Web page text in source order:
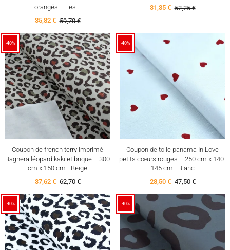
orangés – Les...
35,82 € 59,70 €
31,35 € 52,25 €
-40%
Coupon de french terry imprimé
Baghera léopard kaki et brique – 300
cm x 150 cm - Beige
37,62 € 62,70 €
-40%
Coupon de toile panama In Love
petits cœurs rouges – 250 cm x 140-
145 cm - Blanc
28,50 € 47,50 €
-40% -40%